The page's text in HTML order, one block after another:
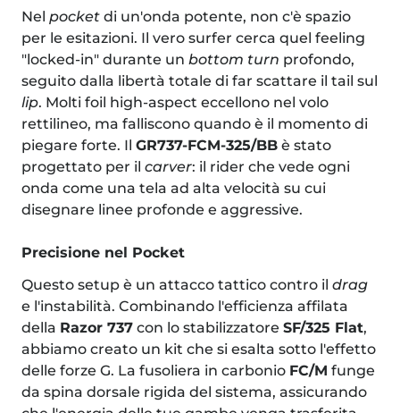
Nel pocket di un'onda potente, non c'è spazio
per le esitazioni. Il vero surfer cerca quel feeling
"locked-in" durante un bottom turn profondo,
seguito dalla libertà totale di far scattare il tail sul
lip. Molti foil high-aspect eccellono nel volo
rettilineo, ma falliscono quando è il momento di
piegare forte. Il GR737-FCM-325/BB è stato
progettato per il carver: il rider che vede ogni
onda come una tela ad alta velocità su cui
disegnare linee profonde e aggressive.
Precisione nel Pocket
Questo setup è un attacco tattico contro il drag
e l'instabilità. Combinando l'efficienza affilata
della Razor 737 con lo stabilizzatore SF/325 Flat,
abbiamo creato un kit che si esalta sotto l'effetto
delle forze G. La fusoliera in carbonio FC/M funge
da spina dorsale rigida del sistema, assicurando